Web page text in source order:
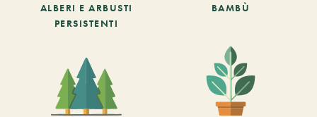
ALBERI E ARBUSTI
PERSISTENTI
BAMBÙ